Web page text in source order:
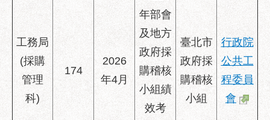
地
便
民
工務局
(採購
管理
科)
174
2026
年4月
年部會
及地方
政府採
購稽核
小組績
效考
臺北市
政府採
購稽核
小組
行政院
公共工
程委員
會